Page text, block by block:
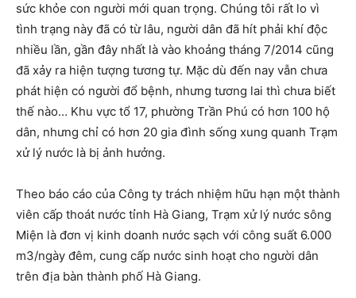
sức khỏe con người mới quan trọng. Chúng tôi rất lo vì
tình trạng này đã có từ lâu, người dân đã hít phải khí độc
nhiều lần, gần đây nhất là vào khoảng tháng 7/2014 cũng
đã xảy ra hiện tượng tương tự. Mặc dù đến nay vẫn chưa
phát hiện có người đổ bệnh, nhưng tương lai thì chưa biết
thế nào… Khu vực tổ 17, phường Trần Phú có hơn 100 hộ
dân, nhưng chỉ có hơn 20 gia đình sống xung quanh Trạm
xử lý nước là bị ảnh hưởng.
Theo báo cáo của Công ty trách nhiệm hữu hạn một thành
viên cấp thoát nước tỉnh Hà Giang, Trạm xử lý nước sông
Miện là đơn vị kinh doanh nước sạch với công suất 6.000
m3/ngày đêm, cung cấp nước sinh hoạt cho người dân
trên địa bàn thành phố Hà Giang.